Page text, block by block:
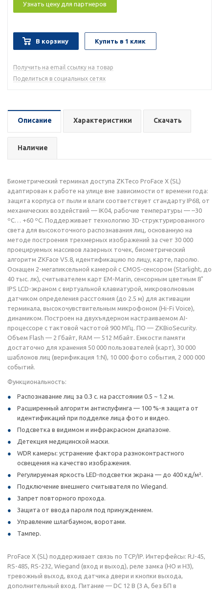
Узнать цену для партнеров
В корзину Купить в 1 клик
Получить на email ссылку на товар
Поделиться в социальных сетях
Описание Характеристики Скачать
Наличие
Биометрический терминал доступа ZKTeco ProFace X (SL)
адаптирован к работе на улице вне зависимости от времени года:
защита корпуса от пыли и влаги соответствует стандарту IP68, от
механических воздействий — IK04, рабочие температуры — –30
ºС… +60 ºС. Поддерживает технологию 3D-структурированного
света для высокоточного распознавания лиц, основанную на
методе построения трехмерных изображений за счет 30 000
проецируемых массивов лазерных точек, биометрический
алгоритм ZKFace V5.8, идентификацию по лицу, карте, паролю.
Оснащен 2-мегапиксельной камерой с CMOS-сенсором (Starlight, до
40 тыс. лк), считывателем карт EM-Marin, сенсорным цветным 8"
IPS LCD-экраном с виртуальной клавиатурой, микроволновым
датчиком определения расстояния (до 2.5 м) для активации
терминала, высокочувствительным микрофоном (Hi-Fi Voice),
динамиком. Построен на двухъядерном настраиваемом AI-
процессоре с тактовой частотой 900 МГц. ПО — ZKBioSecurity.
Объем Flash — 2 Гбайт, RAM — 512 Мбайт. Емкости памяти
достаточно для хранения 50 000 пользователей (карт), 30 000
шаблонов лиц (верификация 1:N), 10 000 фото события, 2 000 000
событий.
Функциональность:
Распознавание лиц за 0.3 с. на расстоянии 0.5 ~ 1.2 м.
Расширенный алгоритм антиспуфинга — 100 %-я защита от
идентификаций при подделке лица фото и видео.
Подсветка в видимом и инфракрасном диапазоне.
Детекция медицинской маски.
WDR камеры: устранение фактора разноконтрастного
освещения на качество изображения.
Регулируемая яркость LED-подсветки экрана — до 400 кд/м².
Подключение внешнего считывателя по Wiegand.
Запрет повторного прохода.
Защита от ввода пароля под принуждением.
Управление шлагбаумом, воротами.
Тампер.
ProFace X (SL) поддерживает связь по TCP/IP. Интерфейсы: RJ-45,
RS-485, RS-232, Wiegand (вход и выход), реле замка (НО и НЗ),
тревожный выход, вход датчика двери и кнопки выхода,
дополнительный вход. Питание — DC 12 В (3 А, без БП в